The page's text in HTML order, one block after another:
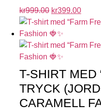
kr999.00 kr399.00
T-SHIRT MED
TRYCK
CARAMELL